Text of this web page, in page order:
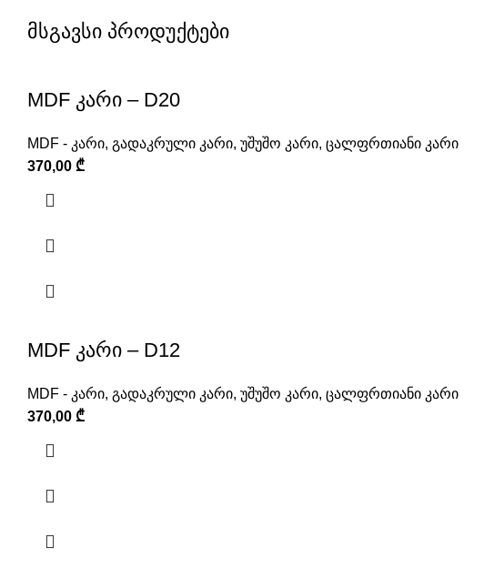
მსგავსი პროდუქტები
MDF კარი – D20
MDF - კარი, გადაკრული კარი, უშუშო კარი, ცალფრთიანი კარი
370,00 ₾
MDF კარი – D12
MDF - კარი, გადაკრული კარი, უშუშო კარი, ცალფრთიანი კარი
370,00 ₾